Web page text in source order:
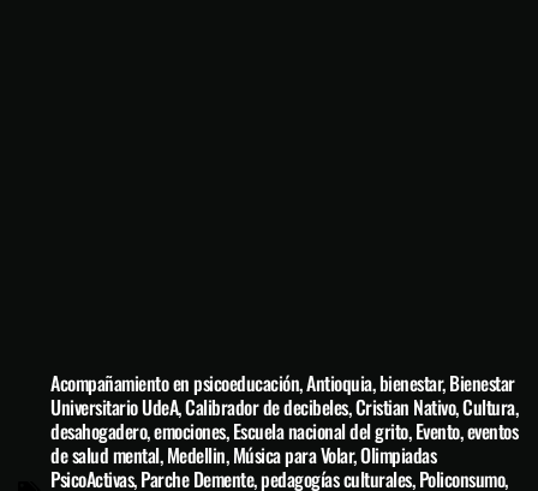
Acompañamiento en psicoeducación,Antioquia,bienestar,Bienestar
Universitario UdeA,Calibrador de decibeles,Cristian Nativo,Cultura,
desahogadero,emociones,Escuela nacional del grito,Evento,eventos
de salud mental,Medellin,Música para Volar,Olimpiadas
PsicoActivas,Parche Demente,pedagogías culturales,Policonsumo,